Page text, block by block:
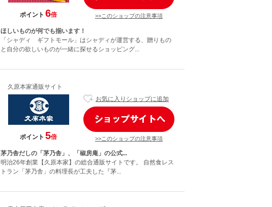
ポイント 6倍 >>このショップの注意事項
ほしいものが何でも揃います！
「シャディ ギフトモール」はシャディが運営する、贈りもの
と自分の欲しいものが一緒に探せるショッピング...
久原本家通販サイト
ポイント 5倍
お気に入りショップに追加
>>このショップの注意事項
茅乃舎だしの「茅乃舎」、「椒房庵」の公式...
明治26年創業【久原本家】の総合通販サイトです。 自然食レス
トラン「茅乃舎」の料理長が工夫した『茅...